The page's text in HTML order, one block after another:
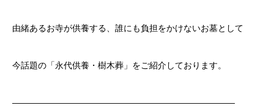
由緒あるお寺が供養する、誰にも負担をかけないお墓として
今話題の「永代供養・樹木葬」をご紹介しております。
——————————————————————————